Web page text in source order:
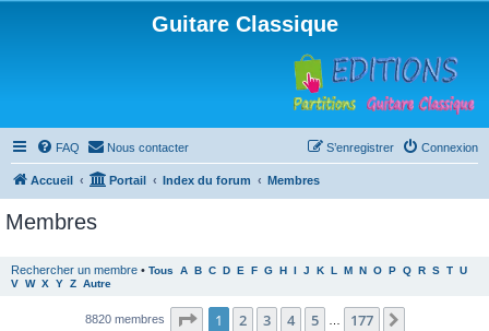
Guitare Classique
FAQ Nous contacter Connexion
S’enregistrer
Accueil Portail Index du forum Membres
Membres
Rechercher un membre • Tous A B C D E F G H I J K L M N O P Q R S T U
V W X Y Z Autre
8820 membres Page 1sur177
1 2 3 4 5 177